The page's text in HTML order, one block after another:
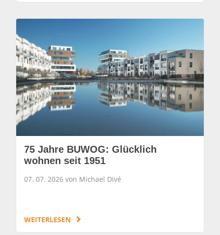
75 Jahre BUWOG: Glücklich
wohnen seit 1951
07. 07. 2026 von Michael Divé
WEITERLESEN